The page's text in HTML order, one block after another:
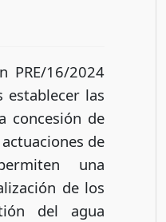
PRE/16/2024
establecer las
concesión de
de
una
de los
del agua